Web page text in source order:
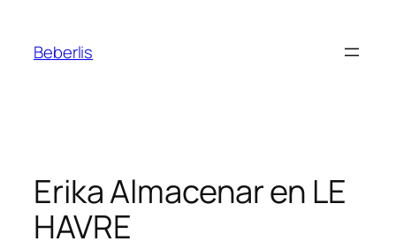
Beberlis
ErikaAlmacenar en LE
HAVRE